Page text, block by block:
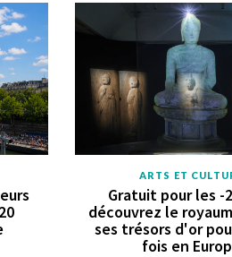
ARTS ET
Gratuit pour les -
découvrez le
ses trésors d'or
fois en